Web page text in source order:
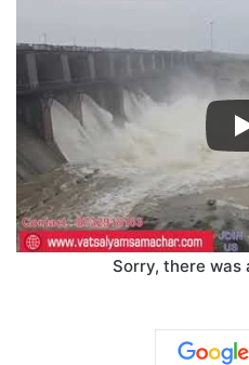
Sorry, there was